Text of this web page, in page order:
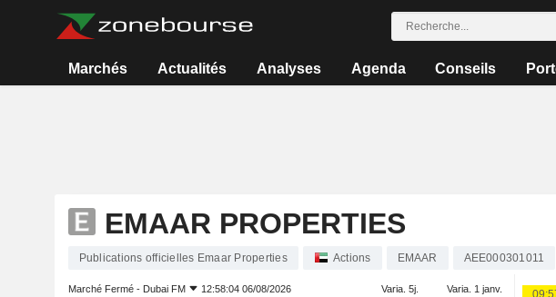
Marchés Actualités Analyses Agenda Conseils
EMAAR PROPERTIES
Publications officielles Emaar Properties Actions EMAAR AEE000301011
Marché Fermé - Dubai FM 12:58:04 06/08/2026 Varia. 5j. Varia. 1 janv.